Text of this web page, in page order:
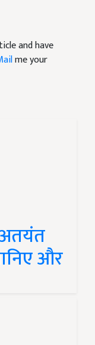
and have
me your
और